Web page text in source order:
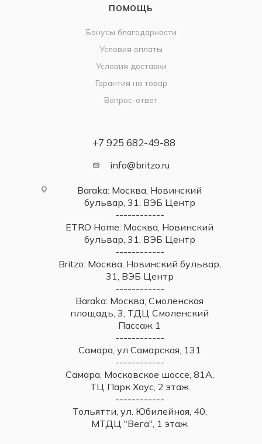
ПОМОЩЬ
Бонусы благодарности
Условия оплаты
Условия доставки
Гарантия на товар
Вопрос-ответ
+7 925 682-49-88
info@britzo.ru
Baraka: Москва, Новинский
бульвар, 31, ВЭБ Центр
------------
ETRO Home: Москва, Новинский
бульвар, 31, ВЭБ Центр
------------
Britzo: Москва, Новинский бульвар,
31, ВЭБ Центр
------------
Baraka: Москва, Смоленская
площадь, 3, ТДЦ Смоленский
Пассаж 1
------------
Самара, ул Самарская, 131
------------
Самара, Московское шоссе, 81А,
ТЦ Парк Хаус, 2 этаж
------------
Тольятти, ул. Юбилейная, 40,
МТДЦ "Вега", 1 этаж